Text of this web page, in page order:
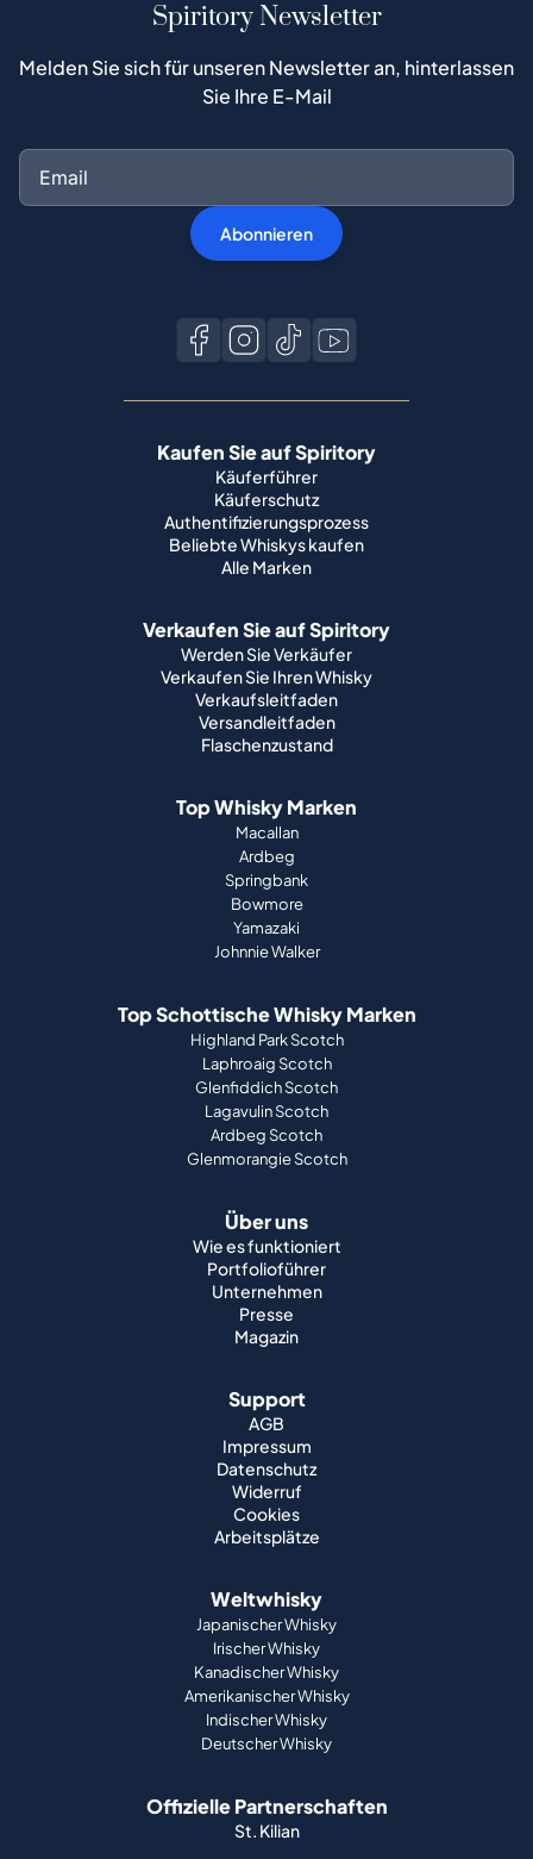
Spiritory Newsletter
Melden Sie sich für unseren Newsletter an, hinterlassen
Sie Ihre E-Mail
Abonnieren
Kaufen Sie auf Spiritory
Käuferführer
Käuferschutz
Authentifizierungsprozess
Beliebte Whiskys kaufen
Alle Marken
Verkaufen Sie auf Spiritory
Werden Sie Verkäufer
Verkaufen Sie Ihren Whisky
Verkaufsleitfaden
Versandleitfaden
Flaschenzustand
Top Whisky Marken
Macallan
Ardbeg
Springbank
Bowmore
Yamazaki
Johnnie Walker
Top Schottische Whisky Marken
Highland Park Scotch
Laphroaig Scotch
Glenfiddich Scotch
Lagavulin Scotch
Ardbeg Scotch
Glenmorangie Scotch
Über uns
Wie es funktioniert
Portfolioführer
Unternehmen
Presse
Magazin
Support
AGB
Impressum
Datenschutz
Widerruf
Cookies
Arbeitsplätze
Weltwhisky
Japanischer Whisky
Irischer Whisky
Kanadischer Whisky
Amerikanischer Whisky
Indischer Whisky
Deutscher Whisky
Offizielle Partnerschaften
St. Kilian